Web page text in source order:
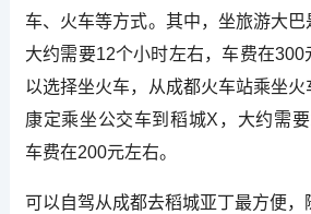
车、火车等方式。其中，坐旅游大巴
大约需要12个小时左右，车费在
以选择坐火车，从成都火车站乘坐
康定乘坐公交车到稻城X，大约需要
车费在200元左右。
可以自驾从成都去稻城亚丁最方便，